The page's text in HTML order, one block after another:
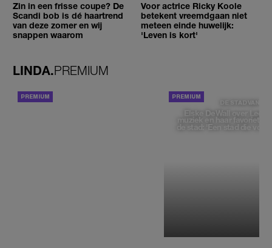
Zin in een frisse coupe? De
Scandi bob is dé haartrend
van deze zomer en wij
snappen waarom
Voor actrice Ricky Koole
betekent vreemdgaan niet
meteen einde huwelijk:
'Leven is kort'
LINDA.PREMIUM
DE STAD VAN
Elske DeWall over
muziek en haar favoriete
de stad: 'Een stad die